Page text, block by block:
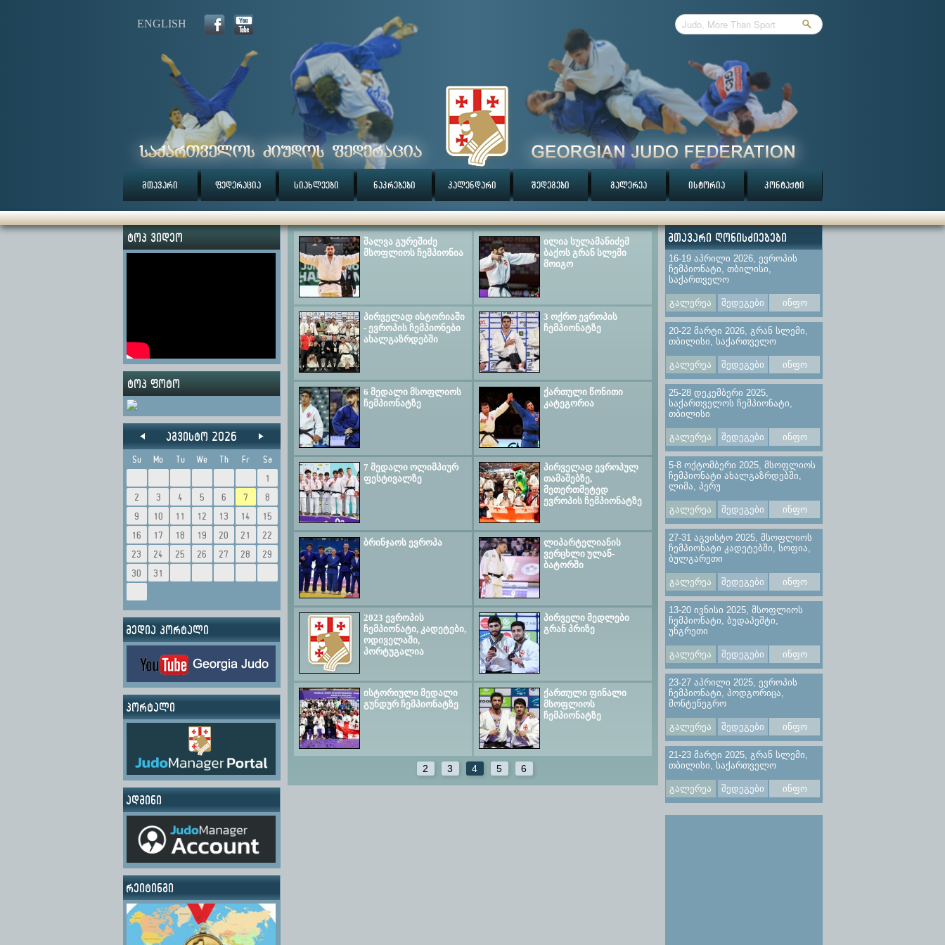
ENGLISH
მთავარი ფედერაცია სიახლეები ნაკრებები კალენდარი შედეგები გალერეა ისტორია კონტაქტი
ტოპ ვიდეო
ტოპ ფოტო
აგვისტო 2026
Su Mo Tu We Th Fr
Sa
1
2
3 4 5 6 7
8
9
10 11 12 13 14
15
16
17 18 19 20 21
22
23
24 25 26 27 28
29
30
31
მედია პორტალი
პორტალი
ადმინი
რეიტინგი
შალვა გურეშიძე
მსოფლიოს ჩემპიონია
ილია სულამანიძემ
ბაქოს გრან სლემი
მოიგო
პირველად ისტორიაში
- ევროპის ჩემპიონები
ახალგაზრდებში
3 ოქრო ევროპის
ჩემპიონატზე
6 მედალი მსოფლიოს
ჩემპიონატზე
ქართული წონითი
კატეგორია
7 მედალი ოლიმპიურ
ფესტივალზე
პირველად ევროპულ
თამაშებზე,
მეთერთმეტედ
ევროპის ჩემპიონატზე
ბრინჯაოს ევროპა
ლიპარტელიანის
ვერცხლი ულან-
ბატორში
2023 ევროპის
ჩემპიონატი, კადეტები,
ოდიველაში,
პორტუგალია
პირველი მედლები
გრან პრიზე
ისტორიული მედალი
გუნდურ ჩემპიონატზე
ქართული ფინალი
მსოფლიოს
ჩემპიონატზე
2 3 4 5 6
მთავარი ღონისძიებები
16-19 აპრილი 2026, ევროპის
ჩემპიონატი, თბილისი,
საქართველო
გალერეა შედეგები ინფო
20-22 მარტი 2026, გრან სლემი,
თბილისი, საქართველო
გალერეა შედეგები ინფო
25-28 დეკემბერი 2025,
საქართველოს ჩემპიონატი,
თბილისი
გალერეა შედეგები ინფო
5-8 ოქტომბერი 2025, მსოფლიოს
ჩემპიონატი ახალგაზრდებში,
ლიმა, პერუ
გალერეა შედეგები ინფო
27-31 აგვისტო 2025, მსოფლიოს
ჩემპიონატი კადეტებში, სოფია,
ბულგარეთი
გალერეა შედეგები ინფო
13-20 ივნისი 2025, მსოფლიოს
ჩემპიონატი, ბუდაპეშტი,
უნგრეთი
გალერეა შედეგები ინფო
23-27 აპრილი 2025, ევროპის
ჩემპიონატი, პოდგორიცა,
მონტენეგრო
გალერეა შედეგები ინფო
21-23 მარტი 2025, გრან სლემი,
თბილისი, საქართველო
გალერეა შედეგები ინფო